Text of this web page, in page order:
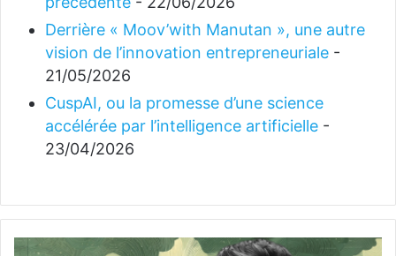
Derrière « Moov’with Manutan », une autre
vision de l’innovation entrepreneuriale -
21/05/2026
CuspAI, ou la promesse d’une science
accélérée par l’intelligence artificielle -
23/04/2026